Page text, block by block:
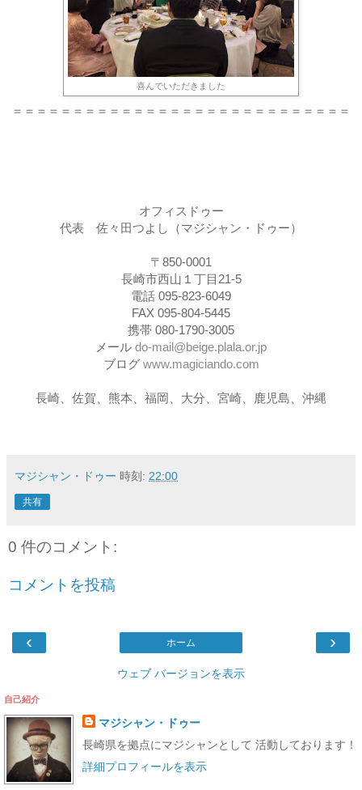
喜んでいただきました
＝＝＝＝＝＝＝＝＝＝＝＝＝＝＝＝＝＝＝＝＝＝＝＝＝＝＝＝
オフィスドゥー
代表 佐々田つよし（マジシャン・ドゥー）
〒850-0001
長崎市西山１丁目21-5
電話 095-823-6049
FAX 095-804-5445
携帯 080-1790-3005
メール do-mail@beige.plala.or.jp
ブログ www.magiciando.com
長崎、佐賀、熊本、福岡、大分、宮崎、鹿児島、沖縄
マジシャン・ドゥー 時刻: 22:00
共有
0 件のコメント:
コメントを投稿
‹ ›
ホーム
ウェブ バージョンを表示
自己紹介
マジシャン・ドゥー
長崎県を拠点にマジシャンとして 活動しております！
詳細プロフィールを表示